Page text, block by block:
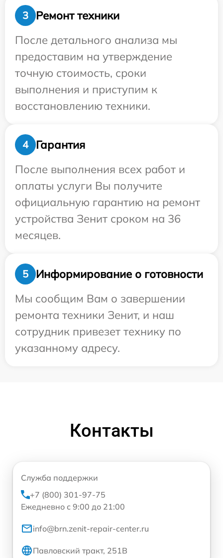
3
Ремонт техники
После детального анализа мы
предоставим на утверждение
точную стоимость, сроки
выполнения и приступим к
восстановлению техники.
4
Гарантия
После выполнения всех работ и
оплаты услуги Вы получите
официальную гарантию на ремонт
устройства Зенит сроком на 36
месяцев.
5
Информирование о готовности
Мы сообщим Вам о завершении
ремонта техники Зенит, и наш
сотрудник привезет технику по
указанному адресу.
Контакты
Служба поддержки
+7 (800) 301-97-75
Ежедневно с 9:00 до 21:00
info@brn.zenit-repair-center.ru
Павловский тракт, 251В